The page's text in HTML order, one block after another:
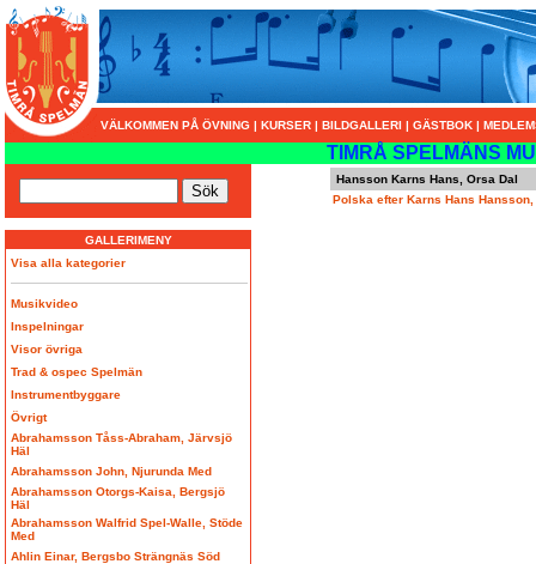
VÄLKOMMEN PÅ ÖVNING | KURSER | BILDGALLERI | GÄSTBOK |
TIMRÅ SPELMÄNS
GALLERIMENY
Visa alla kategorier
Musikvideo
Inspelningar
Visor övriga
Trad & ospec Spelmän
Instrumentbyggare
Övrigt
Abrahamsson Tåss-Abraham, Järvsjö
Häl
Abrahamsson John, Njurunda Med
Abrahamsson Otorgs-Kaisa, Bergsjö
Häl
Abrahamsson Walfrid Spel-Walle, Stöde
Med
Ahlin Einar, Bergsbo Strängnäs Söd
Hansson Karns Hans, Orsa Dal
Polska efter Karns Hans